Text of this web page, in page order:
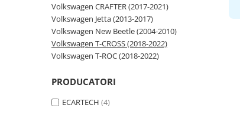
Navigatii Mazda
Navigatii Smart
Navigatii Chevrolet
Navigatii Honda
Navigatii Jeep
Navigatii Porsche
Volkswagen CRAFTER (2017-2021)
Volkswagen Jetta (2013-2017)
Volkswagen New Beetle (2004-2010)
Volkswagen T-CROSS (2018-2022)
Volkswagen T-ROC (2018-2022)
PRODUCATORI
ECARTECH (4)